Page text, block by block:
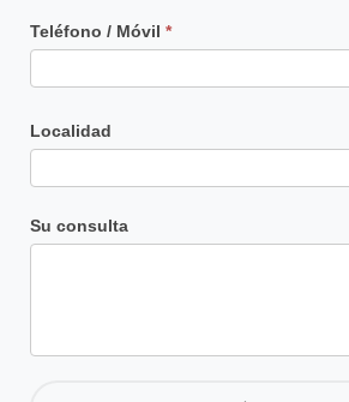
Teléfono / Móvil *
Localidad
Su consulta